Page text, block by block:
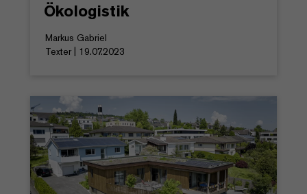
Ökologistik
Markus Gabriel
Texter | 19.07.2023